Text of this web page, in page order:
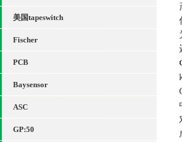
美国tapeswitch
Fischer
PCB
Baysensor
ASC
GP:50